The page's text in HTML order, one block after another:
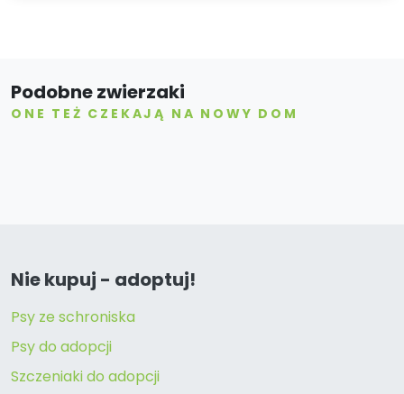
Podobne zwierzaki
ONE TEŻ CZEKAJĄ NA NOWY DOM
Nie kupuj - adoptuj!
Psy ze schroniska
Psy do adopcji
Szczeniaki do adopcji